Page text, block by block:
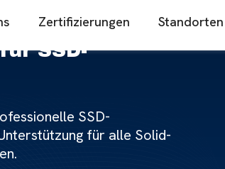
Zertifizierungen Standorten
SSD-
SSD-
für alle Solid-